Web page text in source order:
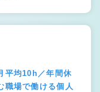
平均10h／年間休
職場で働ける個人